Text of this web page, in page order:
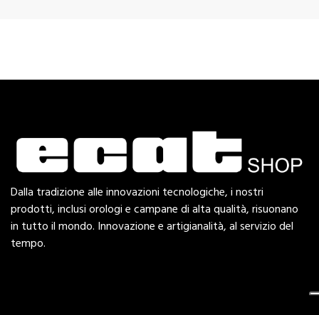
Dalla tradizione alle innovazioni tecnologiche, i nostri
prodotti, inclusi orologi e campane di alta qualità, risuonano
in tutto il mondo. Innovazione e artigianalità, al servizio del
tempo.